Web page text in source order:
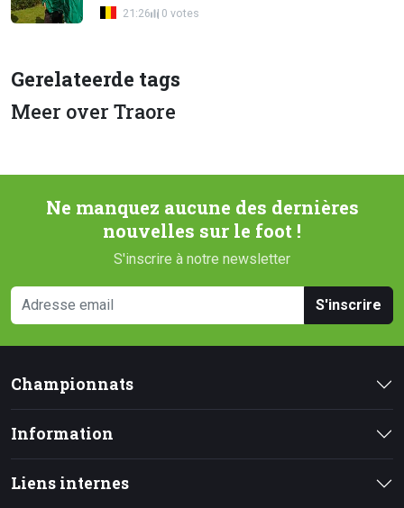
21:26 0 votes
Gerelateerde tags
Meer over Traore
Ne manquez aucune des dernières
nouvelles sur le foot !
S'inscrire à notre newsletter
S'inscrire
Championnats
Information
Liens internes